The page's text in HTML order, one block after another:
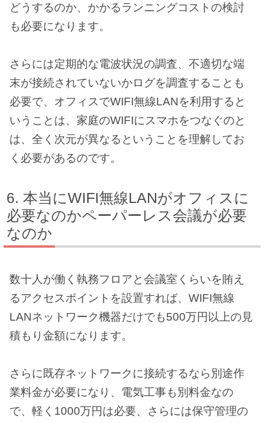
どうするのか、かかるランニングコストの検討
も必要になります。
さらには定期的な電波状況の調査、不適切な端
末が接続されていないかログを調査することも
必要で、オフィスでWIFI無線LANを利用すると
いうことは、家庭のWIFIにスマホをつなぐのと
は、全く次元が異なるということを理解してお
く必要があるのです。
本当にWIFI無線LANがオフィスに
必要なのかペーパーレス会議が必要
なのか
数十人が働く執務フロアと会議室くらいを賄え
るアクセスポイントを設置すれば、WIFI無線
LANネットワーク機器だけでも500万円以上の見
積もり金額になります。
さらに既存ネットワークに接続するなら別途作
業料金が必要になり、電気工事も別料金なの
で、軽く1000万円は必要、さらには保守管理の